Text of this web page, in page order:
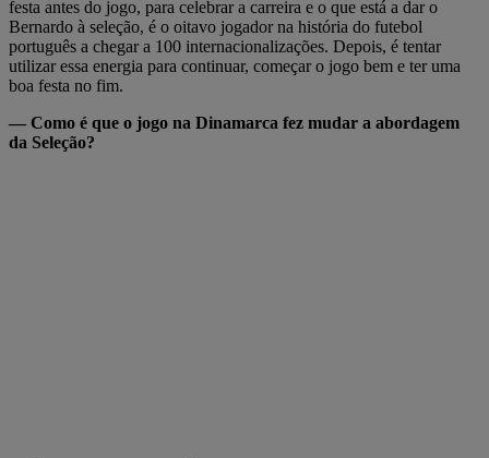
festa antes do jogo, para celebrar a carreira e o que está a dar o
Bernardo à seleção, é o oitavo jogador na história do futebol
português a chegar a 100 internacionalizações. Depois, é tentar
utilizar essa energia para continuar, começar o jogo bem e ter uma
boa festa no fim.
— Como é que o jogo na Dinamarca fez mudar a abordagem
da Seleção?